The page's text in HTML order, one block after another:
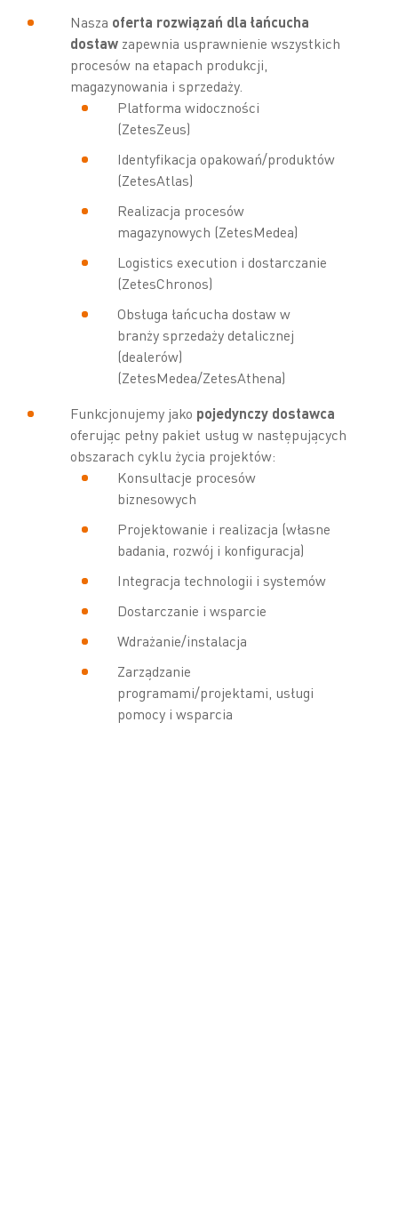
Nasza oferta rozwiązań dla łańcucha
dostawzapewnia usprawnienie wszystkich
procesów na etapach produkcji,
magazynowania i sprzedaży.
Platforma widoczności
(ZetesZeus)
Identyfikacja opakowań/produktów
(ZetesAtlas)
Realizacja procesów
magazynowych (ZetesMedea)
Logistics execution i dostarczanie
(ZetesChronos)
Obsługa łańcucha dostaw w
branży sprzedaży detalicznej
(dealerów)
(ZetesMedea/ZetesAthena)
Funkcjonujemy jako pojedynczy dostawca
oferując pełny pakiet usług w następujących
obszarach cyklu życia projektów:
Konsultacje procesów
biznesowych
Projektowanie i realizacja (własne
badania, rozwój i konfiguracja)
Integracja technologii i systemów
Dostarczanie i wsparcie
Wdrażanie/instalacja
Zarządzanie
programami/projektami, usługi
pomocy i wsparcia